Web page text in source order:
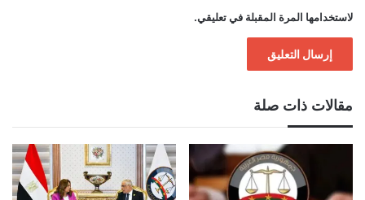
لاستخدامها المرة المقبلة في تعليقي.
مقالات ذات صلة